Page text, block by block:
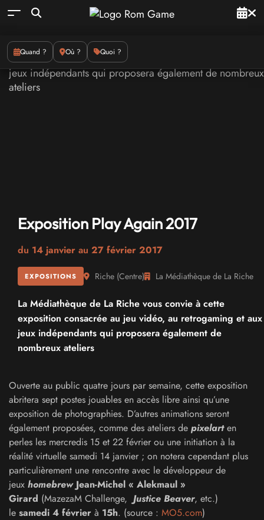
Quand ? Où ? Quoi ?
Exposition Play Again 2017
du 14 janvier au 27 février 2017
EXPOSITIONS Riche (Centre) La Médiathèque de La Riche
La Médiathèque de La Riche vous convie à cette
exposition consacrée au jeu vidéo, au retrogaming et aux
jeux indépendants qui proposera également de
nombreux ateliers
Ouverte au public quatre jours par semaine, cette exposition
abritera sept postes jouables en accès libre ainsi qu’une
exposition de photographies. D’autres animations seront
également proposées, comme des ateliers de pixelarten
perles les mercredis 15 et 22 février ou une initiation à la
réalité virtuelle samedi 14 janvier ; on notera cependant plus
particulièrement une rencontre avec le développeur de
jeux homebrew Jean-Michel « Alekmaul »
Girard (MazezaM Challenge, Justice Beaver, etc.)
le samedi 4 février à 15h. (source : MO5.com)